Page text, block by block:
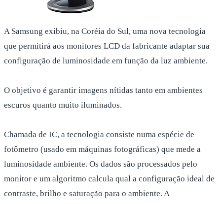
A Samsung exibiu, na Coréia do Sul, uma nova tecnologia
que permitirá aos monitores LCD da fabricante adaptar sua
configuração de luminosidade em função da luz ambiente.
O objetivo é garantir imagens nítidas tanto em ambientes
escuros quanto muito iluminados.
Chamada de IC, a tecnologia consiste numa espécie de
fotômetro (usado em máquinas fotográficas) que mede a
luminosidade ambiente. Os dados são processados pelo
monitor e um algoritmo calcula qual a configuração ideal de
contraste, brilho e saturação para o ambiente. A